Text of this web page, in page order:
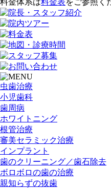
料金体系は料金表をご参照く
虫歯治療
小児歯科
歯周病
ホワイトニング
根管治療
審美セラミック治療
インプラント
歯のクリーニング／歯石除去
ボロボロの歯の治療
親知らずの抜歯